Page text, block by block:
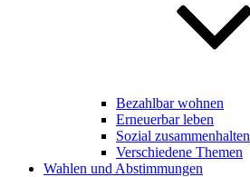
Bezahlbar wohnen
Erneuerbar leben
Sozial zusammenhalten
Verschiedene Themen
Wahlen und Abstimmungen